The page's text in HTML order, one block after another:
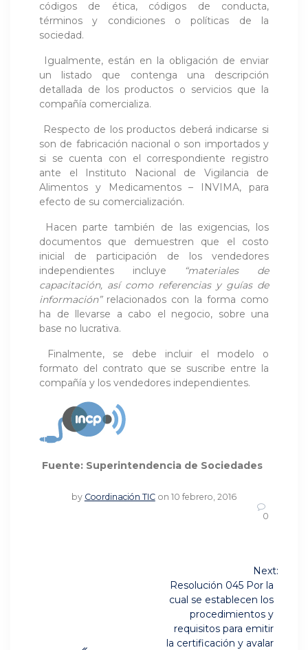
códigos de ética, códigos de conducta,
términos y condiciones o políticas de la
sociedad.
Igualmente, están en la obligación de enviar
un listado que contenga una descripción
detallada de los productos o servicios que la
compañía comercializa.
Respecto de los productos deberá indicarse si
son de fabricación nacional o son importados y
si se cuenta con el correspondiente registro
ante el Instituto Nacional de Vigilancia de
Alimentos y Medicamentos – INVIMA, para
efecto de su comercialización.
Hacen parte también de las exigencias, los
documentos que demuestren que el costo
inicial de participación de los vendedores
independientes incluye “materiales de
capacitación, así como referencias y guías de
información”relacionados con la forma como
ha de llevarse a cabo el negocio, sobre una
base no lucrativa.
Finalmente, se debe incluir el modelo o
formato del contrato que se suscribe entre la
compañía y los vendedores independientes.
Fuente: Superintendencia de Sociedades
by Coordinación TIC on 10 febrero, 2016
0
Next:
Next
post:
Resolución 045 Por la
cual se establecen los
procedimientos y
requisitos para emitir
la certificación y avalar